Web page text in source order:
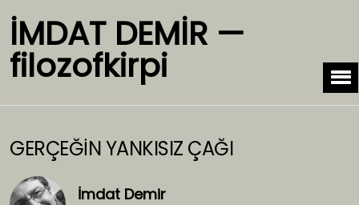
İMDAT DEMİR —
filozofkirpi
GERÇEĞİN YANKISIZ ÇAĞI
İmdat Demir